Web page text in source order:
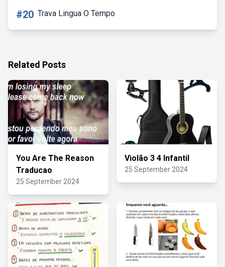
#20 Trava Lingua O Tempo
Related Posts
You Are The Reason
Traducao
25 September 2024
Violão 3 4 Infantil
25 September 2024